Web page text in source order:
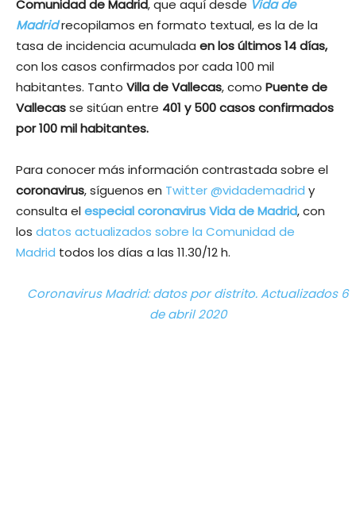
Comunidad de Madrid, que aquí desde Vida de
Madridrecopilamos en formato textual, es la de la
tasa de incidencia acumulada en los últimos 14 días,
con los casos confirmados por cada 100 mil
habitantes. Tanto Villa de Vallecas, como Puente de
Vallecasse sitúan entre 401 y 500 casos confirmados
por 100 mil habitantes.
Para conocer más información contrastada sobre el
coronavirus, síguenos en Twitter @vidademadrid y
consulta elespecial coronavirus Vida de Madrid, con
los datos actualizados sobre la Comunidad de
Madrid todos los días a las 11.30/12 h.
Coronavirus Madrid: datos por distrito. Actualizados 6
de abril 2020